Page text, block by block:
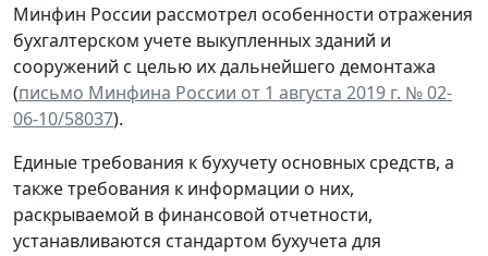
Минфин России рассмотрел особенности отражения
бухгалтерском учете выкупленных зданий и
сооружений с целью их дальнейшего демонтажа
(письмо Минфина России от 1 августа 2019 г. № 02-
06-10/58037).
Единые требования к бухучету основных средств, а
также требования к информации о них,
раскрываемой в финансовой отчетности,
устанавливаются стандартом бухучета для